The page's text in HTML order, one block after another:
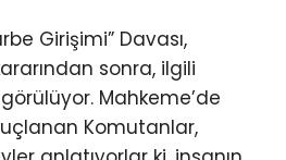
Girişimi” Davası,
sonra, ilgili
Mahkeme’de
Komutanlar,